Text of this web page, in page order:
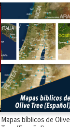
Mapas bíblicos de Olive